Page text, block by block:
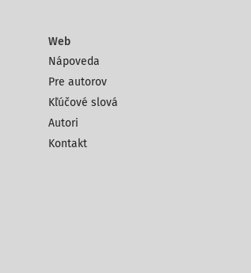
Web
Nápoveda
Pre autorov
Kľúčové slová
Autori
Kontakt